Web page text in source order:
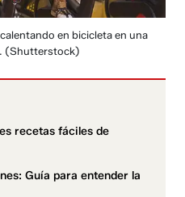
en bicicleta en una
(Shutterstock)
recetas fáciles de
Guía para entender la